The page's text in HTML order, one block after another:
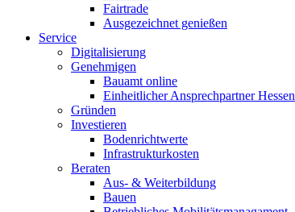
Fairtrade
Ausgezeichnet genießen
Service
Digitalisierung
Genehmigen
Bauamt online
Einheitlicher Ansprechpartner Hessen
Gründen
Investieren
Bodenrichtwerte
Infrastrukturkosten
Beraten
Aus- & Weiterbildung
Bauen